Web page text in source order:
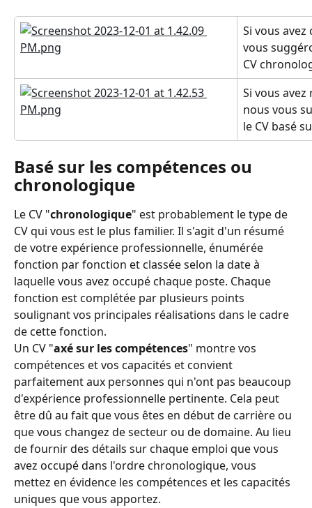
Si vous
vous
CV
Si vous
nous vous
le CV basé
Basé sur les compétences ou
chronologique
Le CV "chronologique" est probablement le type de
CV qui vous est le plus familier. Il s'agit d'un résumé
de votre expérience professionnelle, énumérée
fonction par fonction et classée selon la date à
laquelle vous avez occupé chaque poste. Chaque
fonction est complétée par plusieurs points
soulignant vos principales réalisations dans le cadre
de cette fonction.
Un CV "axé sur les compétences" montre vos
compétences et vos capacités et convient
parfaitement aux personnes qui n'ont pas beaucoup
d'expérience professionnelle pertinente. Cela peut
être dû au fait que vous êtes en début de carrière ou
que vous changez de secteur ou de domaine. Au lieu
de fournir des détails sur chaque emploi que vous
avez occupé dans l'ordre chronologique, vous
mettez en évidence les compétences et les capacités
uniques que vous apportez.